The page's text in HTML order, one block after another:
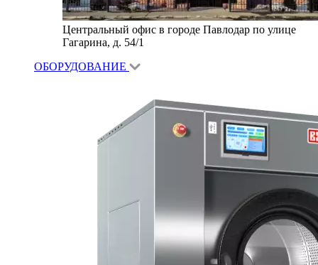
Центральный офис в городе Павлодар по улице
Гагарина, д. 54/1
ОБОРУДОВАНИЕ